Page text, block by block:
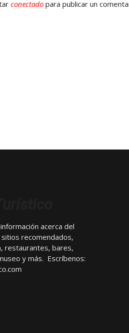
conectado para publicar un
acerca del
recomendados,
restaurantes, bares,
y más. Escríbenos: